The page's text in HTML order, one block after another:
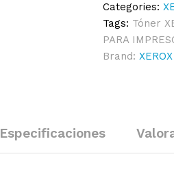
quantity
Categories:
Tags: Tóner
PARA
Brand:XEROX
Especificaciones